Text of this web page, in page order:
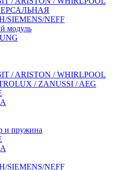
SIEMENS/NEFF
модуль
/ ARISTON / WHIRLPOOL
/ ZANUSSI / AEG
и пружина
SIEMENS/NEFF